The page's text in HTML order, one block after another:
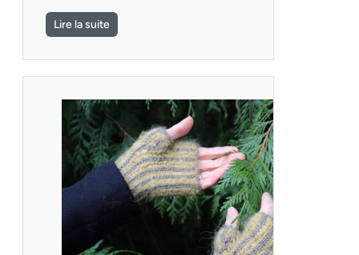
Lire la suite